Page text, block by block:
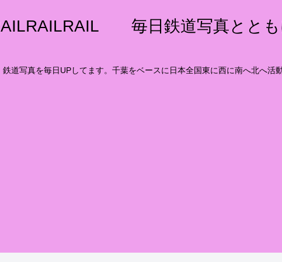
毎日鉄道写真ととも
鉄道写真を毎日UPしてます。千葉をベースに日本全国東に西に南へ北へ活